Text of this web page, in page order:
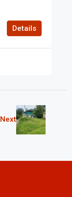
Details
Next